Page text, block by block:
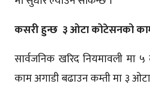
कसरी हुन्छ ३ ओटा कोटेसनको
सार्वजनिक खरिद नियमावली मा
काम अगाडी बढाउन कम्ती मा ३